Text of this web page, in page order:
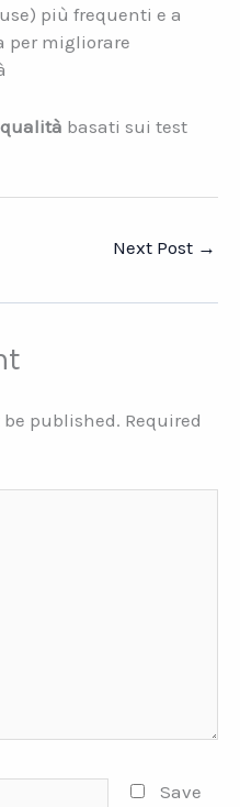
più frequenti e a
per migliorare
basati sui test
Next Post →
published. Required
Save